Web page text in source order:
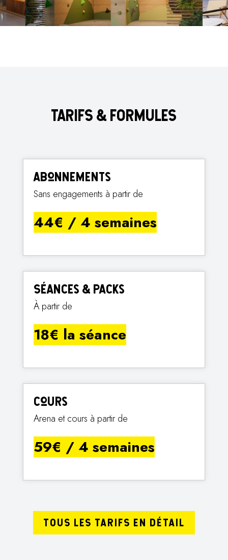
TARIFS & FORMULES
Abonnements
Sans engagements à partir de
44€ / 4 semaines
Séances & Packs
À partir de
18€ la séance
Cours
Arena et cours à partir de
59€ / 4 semaines
TOUS LES TARIFS EN DÉTAIL